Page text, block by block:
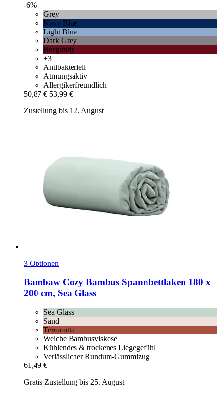
-6%
Grey
Navy Blue
Light Blue
Dark Grey
Burgundy
+3
Antibakteriell
Atmungsaktiv
Allergikerfreundlich
50,87 € 53,99 €
Zustellung bis 12. August
3 Optionen
Bambaw Cozy Bambus Spannbettlaken 180 x
200 cm, Sea Glass
Sea Glass
Sand
Terracotta
Weiche Bambusviskose
Kühlendes & trockenes Liegegefühl
Verlässlicher Rundum-Gummizug
61,49 €
Gratis Zustellung bis 25. August